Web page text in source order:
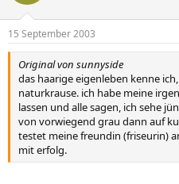
15 September 2003
Original von sunnyside
das haarige eigenleben kenne
naturkrause. ich habe meine
lassen und alle sagen, ich sehe
von vorwiegend grau dann auf
testet meine freundin (friseurin)
mit erfolg.